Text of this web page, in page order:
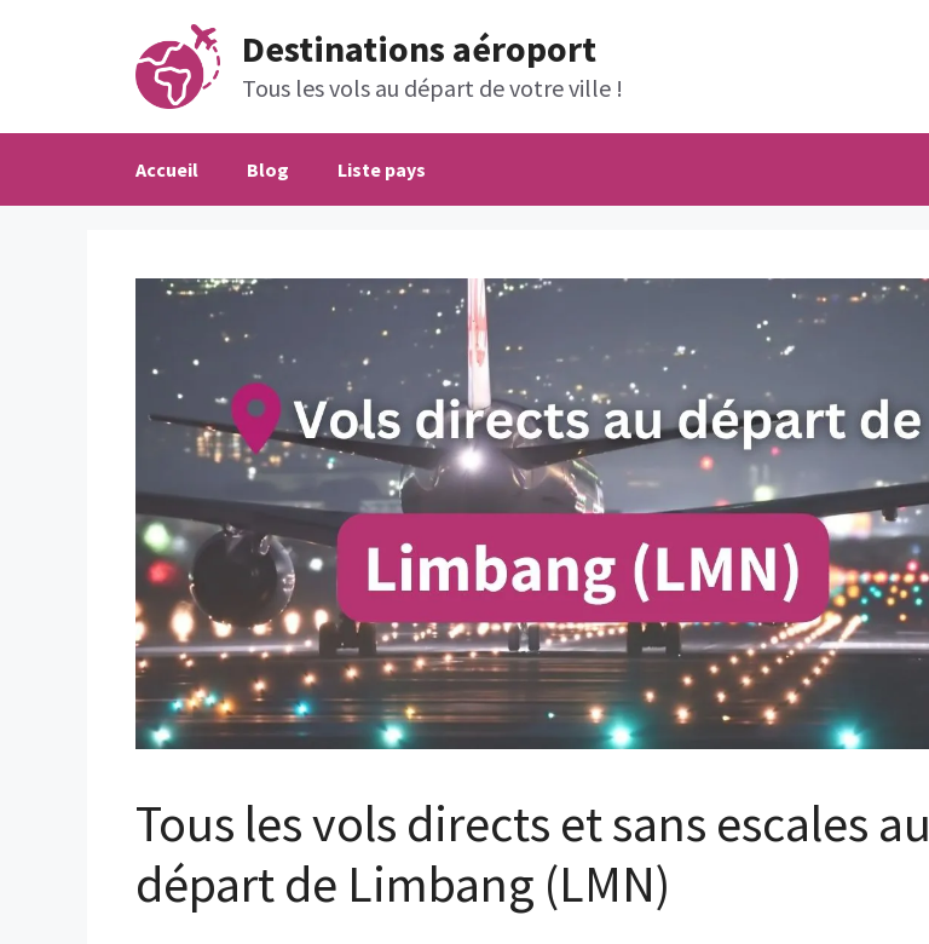
Destinations aéroport
Tous les vols au départ de votre ville !
Accueil Blog Liste pays
Tous les vols directs et sans escales au
départ de Limbang (LMN)